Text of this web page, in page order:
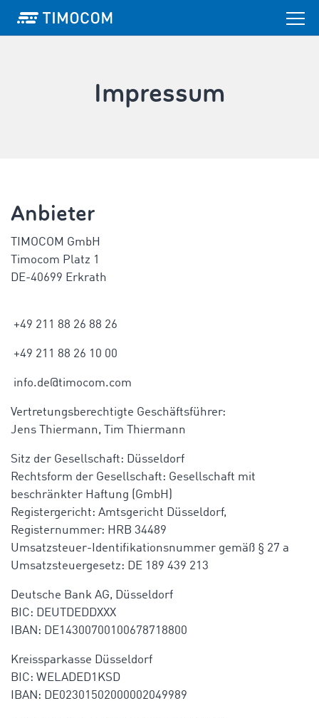
Impressum
Anbieter
TIMOCOM GmbH
Timocom Platz 1
DE-40699 Erkrath
+49 211 88 26 88 26
+49 211 88 26 10 00
info.de@timocom.com
Vertretungsberechtigte Geschäftsführer:
Jens Thiermann, Tim Thiermann
Sitz der Gesellschaft: Düsseldorf
Rechtsform der Gesellschaft: Gesellschaft mit
beschränkter Haftung (GmbH)
Registergericht: Amtsgericht Düsseldorf,
Registernummer: HRB 34489
Umsatzsteuer-Identifikationsnummer gemäß § 27 a
Umsatzsteuergesetz: DE 189 439 213
Deutsche Bank AG, Düsseldorf
BIC: DEUTDEDDXXX
IBAN: DE14300700100678718800
Kreissparkasse Düsseldorf
BIC: WELADED1KSD
IBAN: DE02301502000002049989